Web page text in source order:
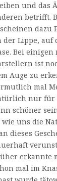
und das
betrifft.
dazu
der Lippe, auf
Bei einigen
ist
Auge zu
mal
nur für
schöner
wie uns die
dieses
erkannte
mal im